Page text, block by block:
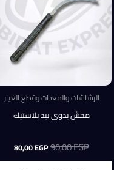
الرشاشات والمعدات وقطع الغيار
محش يدوى بيد بلاستيك
90,00EGP السعر
الأصلي
هو:
80,00EGP السعر
الحالي
هو: